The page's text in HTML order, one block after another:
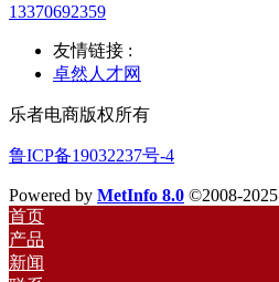
13370692359
友情链接 :
卓然人才网
乐者电商版权所有
鲁ICP备19032237号-4
Powered by MetInfo 8.0 ©2008-2025
首页
产品
新闻